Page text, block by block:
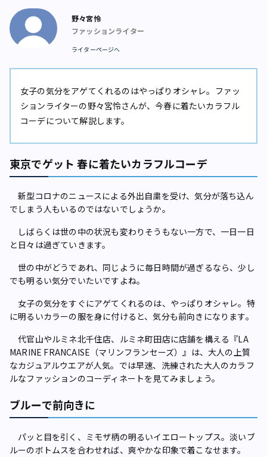
野々宮怜
ファッションライター
ライターページへ
女子の気分をアゲてくれるのはやっぱりオシャレ。ファッ
ションライターの野々宮怜さんが、今春に着たいカラフル
コーデについて解説します。
東京でゲット 春に着たいカラフルコーデ
新型コロナのニュースによる外出自粛を受け、気分が落ち込ん
でしまう人もいるのではないでしょうか。
しばらくは世の中の状況も変わりそうもない一方で、一日一日
と日々は過ぎていきます。
世の中がどうであれ、同じように毎日時間が過ぎるなら、少し
でも明るい気分でいたいですよね。
女子の気分をすぐにアゲてくれるのは、やっぱりオシャレ。特
に明るいカラーの服を身に付けると、気分も前向きになります。
代官山やルミネ北千住店、ルミネ町田店に店舗を構える『LA
MARINE FRANCAISE（マリンフランセーズ）』は、大人の上質
なカジュアルウエアが人気。では早速、洗練された大人のカラフ
ルなファッションのコーディネートを見てみましょう。
ブルーで前向きに
パッと目を引く、ミモザ柄の明るいイエロートップス。淡いブ
ルーのボトムスを合わせれば、爽やかな印象で着こなせます。